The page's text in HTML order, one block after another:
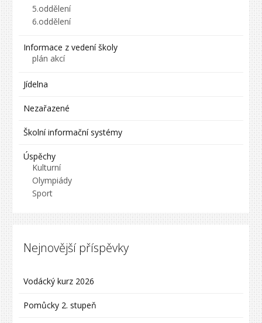
5.oddělení
6.oddělení
Informace z vedení školy
plán akcí
Jídelna
Nezařazené
Školní informační systémy
Úspěchy
Kulturní
Olympiády
Sport
Nejnovější příspěvky
Vodácký kurz 2026
Pomůcky 2. stupeň